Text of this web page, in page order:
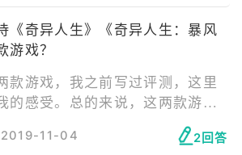
《奇异人生》《奇异人生：暴风
游戏？
款游戏，我之前写过评测，这里
的感受。总的来说，这两款游戏
的感情故事讲的非常好，而年轻
让人心动。《奇异人生》系列中
2019-11-04 2回答